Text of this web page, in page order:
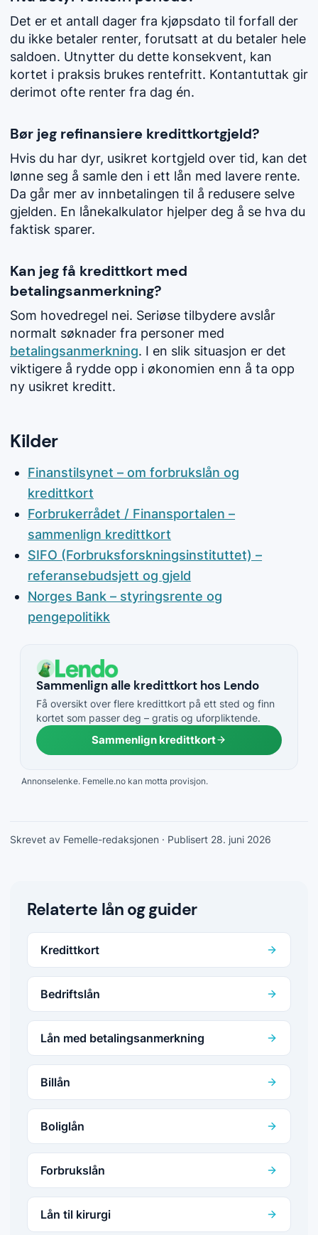
Det er et antall dager fra kjøpsdato til forfall der
du ikke betaler renter, forutsatt at du betaler hele
saldoen. Utnytter du dette konsekvent, kan
kortet i praksis brukes rentefritt. Kontantuttak gir
derimot ofte renter fra dag én.
Bør jeg refinansiere kredittkortgjeld?
Hvis du har dyr, usikret kortgjeld over tid, kan det
lønne seg å samle den i ett lån med lavere rente.
Da går mer av innbetalingen til å redusere selve
gjelden. En lånekalkulator hjelper deg å se hva du
faktisk sparer.
Kan jeg få kredittkort med
betalingsanmerkning?
Som hovedregel nei. Seriøse tilbydere avslår
normalt søknader fra personer med
betalingsanmerkning. I en slik situasjon er det
viktigere å rydde opp i økonomien enn å ta opp
ny usikret kreditt.
Kilder
Finanstilsynet – om forbrukslån og
kredittkort
Forbrukerrådet / Finansportalen –
sammenlign kredittkort
SIFO (Forbruksforskningsinstituttet) –
referansebudsjett og gjeld
Norges Bank – styringsrente og
pengepolitikk
Sammenlign alle kredittkort hos Lendo
Få oversikt over flere kredittkort på ett sted og finn
kortet som passer deg – gratis og uforpliktende.
Sammenlign kredittkort
Annonselenke. Femelle.no kan motta provisjon.
Skrevet av Femelle-redaksjonen · Publisert 28. juni 2026
Relaterte lån og guider
Kredittkort
Bedriftslån
Lån med betalingsanmerkning
Billån
Boliglån
Forbrukslån
Lån til kirurgi